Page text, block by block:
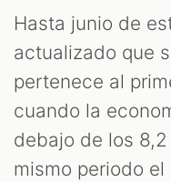
Hasta junio de
actualizado que
pertenece al
cuando la
debajo de los
mismo periodo